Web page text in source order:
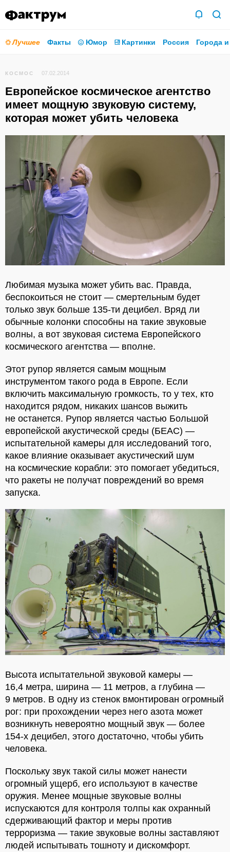
Лучшее Факты Юмор Картинки Россия Города
КОСМОС 07.02.2014
Европейское космическое агентство
имеет мощную звуковую систему,
которая может убить человека
Любимая музыка может убить вас. Правда,
беспокоиться не стоит — смертельным будет
только звук больше 135-ти децибел. Вряд ли
обычные колонки способны на такие звуковые
волны, а вот звуковая система Европейского
космического агентства — вполне.
Этот рупор является самым мощным
инструментом такого рода в Европе. Если
включить максимальную громкость, то у тех, кто
находится рядом, никаких шансов выжить
не останется. Рупор является частью Большой
европейской акустической среды (БЕАС) —
испытательной камеры для исследований того,
какое влияние оказывает акустический шум
на космические корабли: это помогает убедиться,
что ракеты не получат повреждений во время
запуска.
Высота испытательной звуковой камеры —
16,4 метра, ширина — 11 метров, а глубина —
9 метров. В одну из стенок вмонтирован огромный
рог: при прохождении через него азота может
возникнуть невероятно мощный звук — более
154-х децибел, этого достаточно, чтобы убить
человека.
Поскольку звук такой силы может нанести
огромный ущерб, его используют в качестве
оружия. Менее мощные звуковые волны
испускаются для контроля толпы как охранный
сдерживающий фактор и меры против
терроризма — такие звуковые волны заставляют
людей испытывать тошноту и дискомфорт.